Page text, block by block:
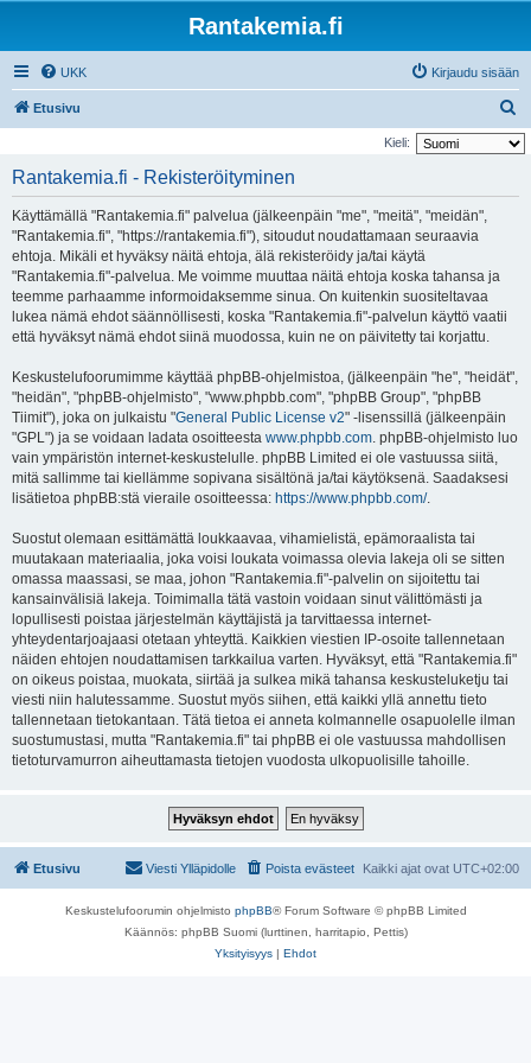
Rantakemia.fi
UKK Kirjaudu sisään
Etusivu
t
Kieli:
Rantakemia.fi - Rekisteröityminen
Käyttämällä "Rantakemia.fi" palvelua (jälkeenpäin "me", "meitä", "meidän",
"Rantakemia.fi", "https://rantakemia.fi"), sitoudut noudattamaan seuraavia
ehtoja. Mikäli et hyväksy näitä ehtoja, älä rekisteröidy ja/tai käytä
"Rantakemia.fi"-palvelua. Me voimme muuttaa näitä ehtoja koska tahansa ja
teemme parhaamme informoidaksemme sinua. On kuitenkin suositeltavaa
lukea nämä ehdot säännöllisesti, koska "Rantakemia.fi"-palvelun käyttö vaatii
että hyväksyt nämä ehdot siinä muodossa, kuin ne on päivitetty tai korjattu.
Keskustelufoorumimme käyttää phpBB-ohjelmistoa, (jälkeenpäin "he", "heidät",
"heidän", "phpBB-ohjelmisto", "www.phpbb.com", "phpBB Group", "phpBB
Tiimit"), joka on julkaistu "General Public License v2" -lisenssillä (jälkeenpäin
"GPL") ja se voidaan ladata osoitteesta www.phpbb.com. phpBB-ohjelmisto luo
vain ympäristön internet-keskustelulle. phpBB Limited ei ole vastuussa siitä,
mitä sallimme tai kiellämme sopivana sisältönä ja/tai käytöksenä. Saadaksesi
lisätietoa phpBB:stä vieraile osoitteessa: https://www.phpbb.com/.
Suostut olemaan esittämättä loukkaavaa, vihamielistä, epämoraalista tai
muutakaan materiaalia, joka voisi loukata voimassa olevia lakeja oli se sitten
omassa maassasi, se maa, johon "Rantakemia.fi"-palvelin on sijoitettu tai
kansainvälisiä lakeja. Toimimalla tätä vastoin voidaan sinut välittömästi ja
lopullisesti poistaa järjestelmän käyttäjistä ja tarvittaessa internet-
yhteydentarjoajaasi otetaan yhteyttä. Kaikkien viestien IP-osoite tallennetaan
näiden ehtojen noudattamisen tarkkailua varten. Hyväksyt, että "Rantakemia.fi"
on oikeus poistaa, muokata, siirtää ja sulkea mikä tahansa keskusteluketju tai
viesti niin halutessamme. Suostut myös siihen, että kaikki yllä annettu tieto
tallennetaan tietokantaan. Tätä tietoa ei anneta kolmannelle osapuolelle ilman
suostumustasi, mutta "Rantakemia.fi" tai phpBB ei ole vastuussa mahdollisen
tietoturvamurron aiheuttamasta tietojen vuodosta ulkopuolisille tahoille.
Etusivu Kaikki ajat ovat UTC+02:00
Poista evästeet
Viesti Ylläpidolle
Keskustelufoorumin ohjelmisto phpBB® Forum Software © phpBB Limited
Käännös: phpBB Suomi (lurttinen, harritapio, Pettis)
Yksityisyys | Ehdot